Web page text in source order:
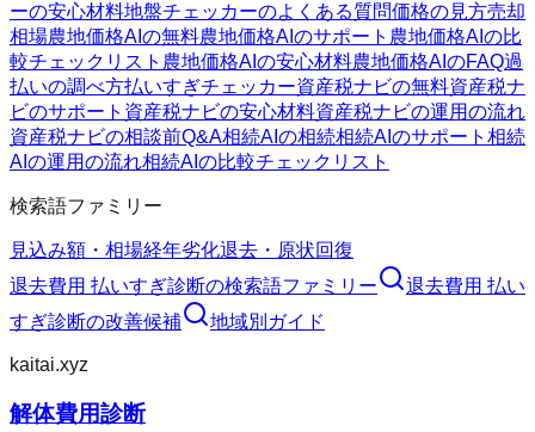
ーの安心材料地盤チェッカーのよくある質問価格の見方売却
相場農地価格AIの無料農地価格AIのサポート 農地価格AIの比
較チェックリスト 農地価格AIの安心材料農地価格AIのFAQ過
払いの調べ方払いすぎチェッカー資産税ナビの無料資産税ナ
ビのサポート 資産税ナビの安心材料資産税ナビの運用の流れ
資産税ナビの相談前Q&A相続AIの相続相続AIのサポート 相続
AIの運用の流れ相続AIの比較チェックリスト
検索語ファミリー
見込み額・相場経年劣化退去・原状回復
退去費用 払いすぎ診断の検索語ファミリー
退去費用 払い
すぎ診断の改善候補 地域別ガイド
kaitai.xyz
解体費用診断